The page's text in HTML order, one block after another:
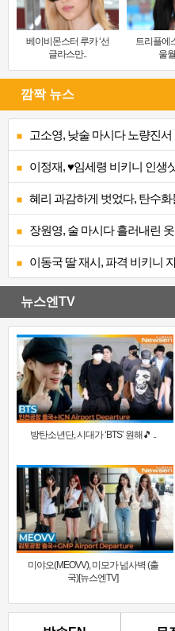
베이비몬스터 루카 ‘선
글라스만..
트리플에
울
깜짝 뉴스
고소영, 낮술 마시다 노량진서
이정재, ♥임세령 비키니 인생
혜리 과감하게 벗었다, 탄수화
장원영, 술 마시다 흘러내린
이동국 딸 재시, 파격 비키니
뉴스엔TV
방탄소년단, 시대가 ‘BTS’ 원해🎵 ..
미야오(MEOVV), 미모가 넘사벽 (출
국)[뉴스엔TV]